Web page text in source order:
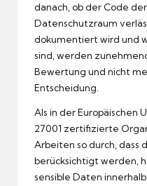
danach, ob der Code
Datenschutzraum
dokumentiert wird und
sind, werden
Bewertung und nicht
Entscheidung.
Als in der Europäischen
27001 zertifizierte
Arbeiten so durch, dass
berücksichtigt werden,
sensible Daten